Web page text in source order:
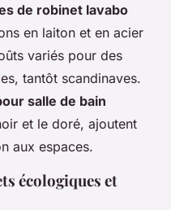
de robinet lavabo
en laiton et en acier
variés pour des
tantôt scandinaves.
salle de bain
et le doré, ajoutent
aux espaces.
écologiques et